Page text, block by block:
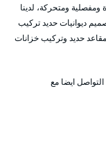
ومفصلية ومتحركة، لدينا
ديوانيات حديد تركيب
حديد وتركيب خزانات
ايضا مع